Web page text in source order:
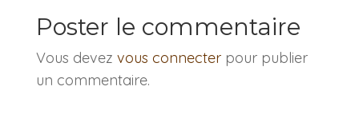
Poster le commentaire
Vous devez vous connecterpour publier
un commentaire.